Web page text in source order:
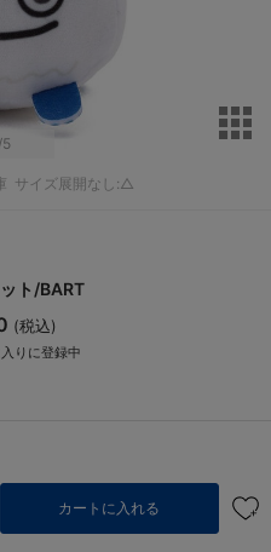
/5
サイズ展開なし:△
ト/BART
(税込)
りに登録中
カートに入れる